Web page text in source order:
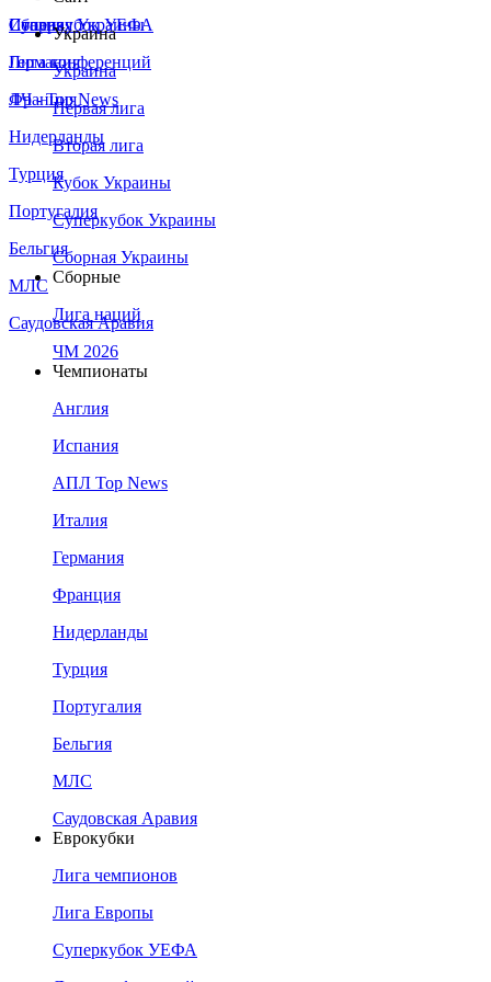
Сборная Украины
Италия
Германия
Франция
Нидерланды
Турция
Португалия
Бельгия
МЛС
Саудовская Аравия
Суперкубок УЕФА
Лига конференций
ЛЧ - Top News
Украина
Украина
Первая лига
Вторая лига
Кубок Украины
Суперкубок Украины
Сборная Украины
Сборные
Лига наций
ЧМ 2026
Чемпионаты
Англия
Испания
АПЛ Top News
Италия
Германия
Франция
Нидерланды
Турция
Португалия
Бельгия
МЛС
Саудовская Аравия
Еврокубки
Лига чемпионов
Лига Европы
Суперкубок УЕФА